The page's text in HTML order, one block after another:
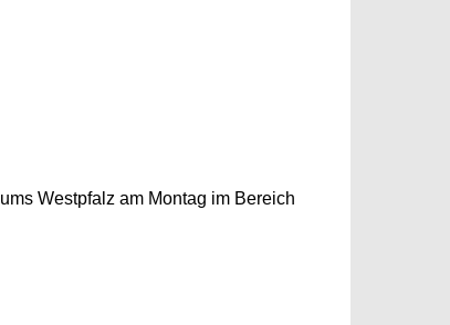
Westpfalz am Montag im Bereich